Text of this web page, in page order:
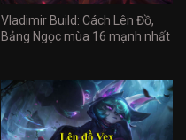
Vladimir Build: Cách Lên Đồ,
Bảng Ngọc mùa 16 mạnh nhất